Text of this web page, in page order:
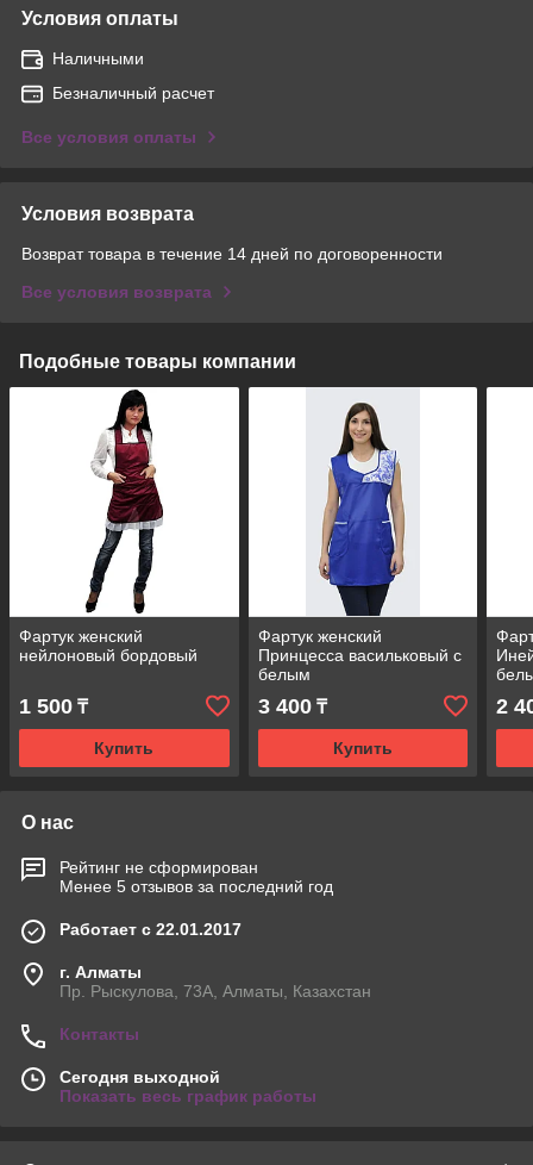
Условия оплаты
Наличными
Безналичный расчет
Все условия оплаты
Условия возврата
Возврат товара в течение 14 дней по договоренности
Все условия возврата
Подобные товары компании
Фартук женский
нейлоновый бордовый
1 500 ₸
Купить
Фартук женский
Принцесса васильковый с
белым
3 400₸
Купить
2
О нас
Рейтинг не сформирован
Менее 5 отзывов за последний год
Работает с 22.01.2017
г. Алматы
Пр. Рыскулова, 73А, Алматы, Казахстан
Контакты
Сегодня выходной
Показать весь график работы